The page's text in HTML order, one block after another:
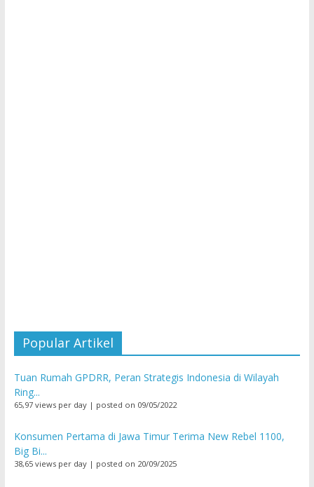
Popular Artikel
Tuan Rumah GPDRR, Peran Strategis Indonesia di Wilayah
Ring...
65,97 views per day| posted on 09/05/2022
Konsumen Pertama di Jawa Timur Terima New Rebel 1100,
Big Bi...
38,65 views per day| posted on 20/09/2025